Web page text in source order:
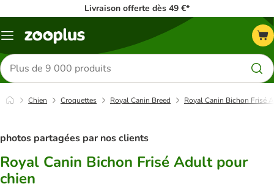
Livraison offerte dès 49 €*
Menu
Rechercher
des
produits
Chien Croquettes Royal Canin Breed Royal Canin Bichon Frisé
photos partagées par nos clients
Royal Canin Bichon Frisé Adult pour
chien